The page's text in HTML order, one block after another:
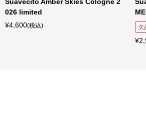
Suavecito Amber Skies Cologne 2
026 limited
¥4,600(税込) 欠